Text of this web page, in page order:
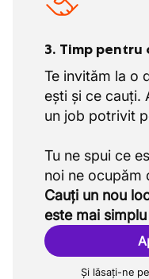
3. Timp pentru
Te invităm la o
ești și ce cauți.
un job potrivit
Tu ne spui ce
Cauți un nou
este mai
Și lăsați-ne